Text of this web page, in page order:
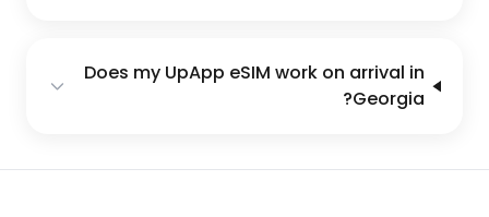
Does my UpApp eSIM work on arrival in
Georgia?